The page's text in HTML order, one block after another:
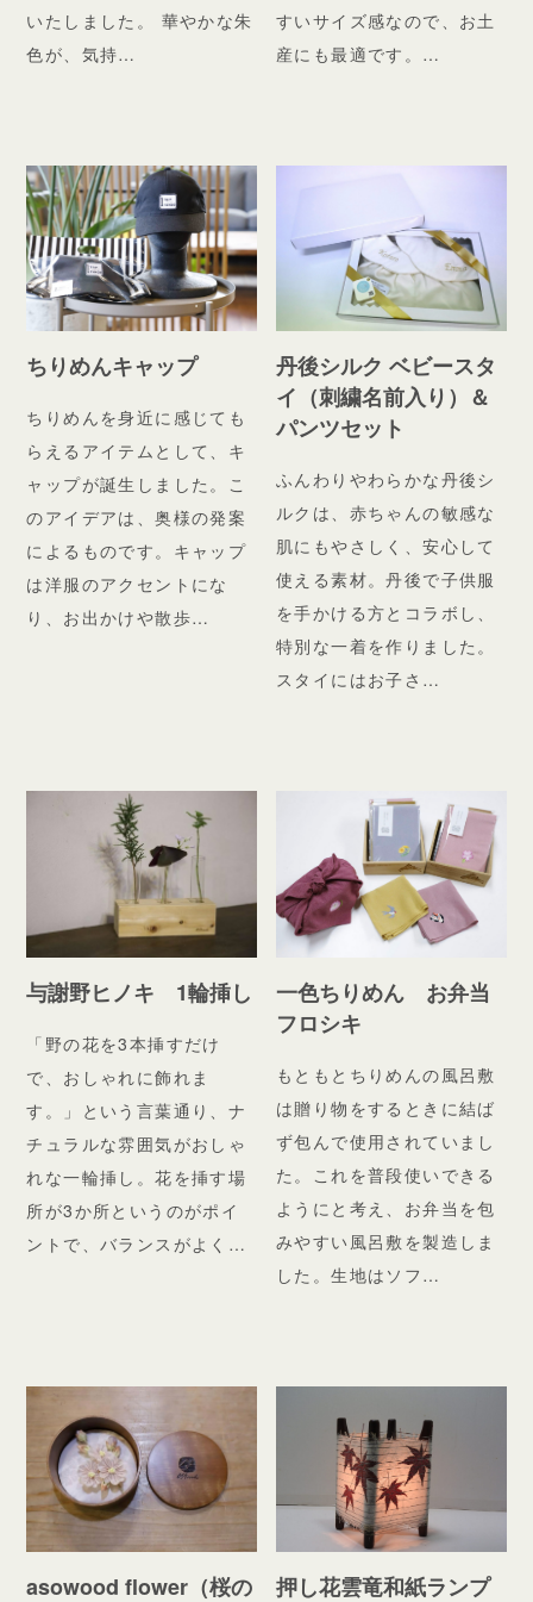
いたしました。 華やかな朱
色が、気持…
すいサイズ感なので、お土
産にも最適です。…
ちりめんキャップ
ちりめんを身近に感じても
らえるアイテムとして、キ
ャップが誕生しました。こ
のアイデアは、奥様の発案
によるものです。キャップ
は洋服のアクセントにな
り、お出かけや散歩…
丹後シルク ベビースタ
イ（刺繍名前入り）＆
パンツセット
ふんわりやわらかな丹後シ
ルクは、赤ちゃんの敏感な
肌にもやさしく、安心して
使える素材。丹後で子供服
を手かける方とコラボし、
特別な一着を作りました。
スタイにはお子さ…
与謝野ヒノキ 1輪挿し
「野の花を3本挿すだけ
で、おしゃれに飾れま
す。」という言葉通り、ナ
チュラルな雰囲気がおしゃ
れな一輪挿し。花を挿す場
所が3か所というのがポイ
ントで、バランスがよく…
一色ちりめん お弁当
フロシキ
もともとちりめんの風呂敷
は贈り物をするときに結ば
ず包んで使用されていまし
た。これを普段使いできる
ようにと考え、お弁当を包
みやすい風呂敷を製造しま
した。生地はソフ…
asowood flower（桜の
押し花雲竜和紙ランプ